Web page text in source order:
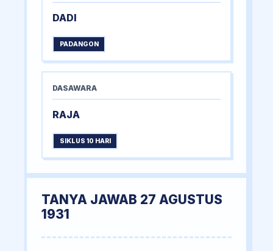
DADI
PADANGON
DASAWARA
RAJA
SIKLUS 10 HARI
TANYA JAWAB 27 AGUSTUS
1931